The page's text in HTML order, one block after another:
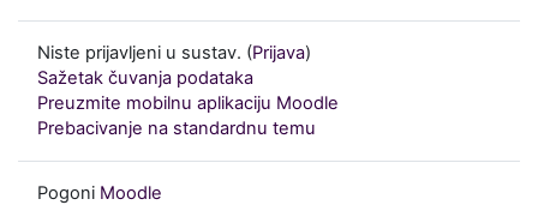
Niste prijavljeni u sustav. (Prijava)
Sažetak čuvanja podataka
Preuzmite mobilnu aplikaciju Moodle
Prebacivanje na standardnu temu
Pogoni Moodle